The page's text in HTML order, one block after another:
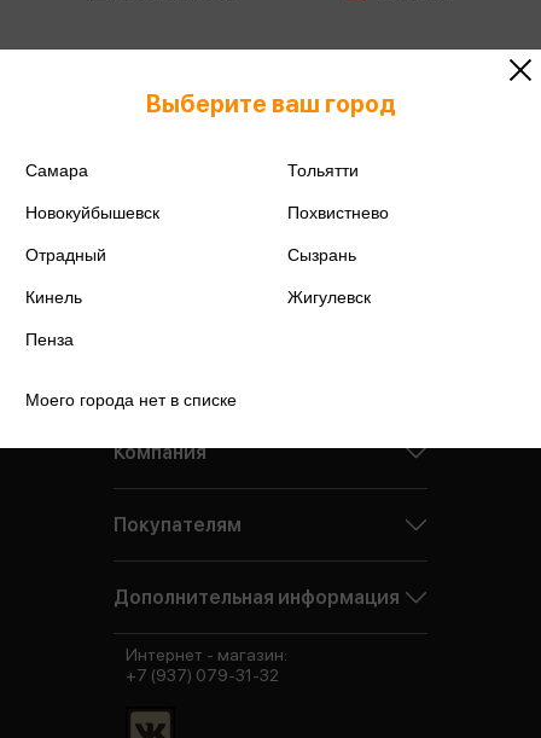
Выберите ваш город
Самара Тольятти
Новокуйбышевск Похвистнево
Отрадный Сызрань
Кинель Жигулевск
Пенза
Моего города нет в списке
Компания
Покупателям
Дополнительная информация
Интернет - магазин:
+7 (937) 079-31-32